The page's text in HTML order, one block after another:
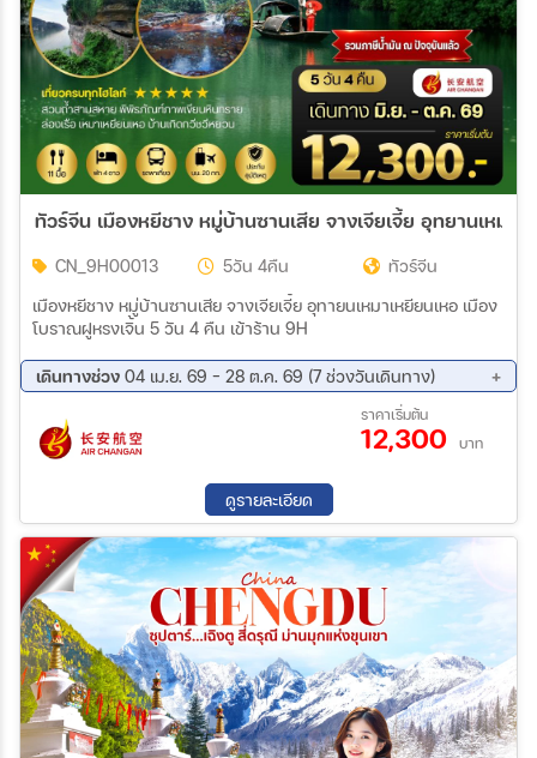
18 ก.พ. 70 - 22 ก.พ. 70
20 ก.พ. 70 - 24 ก.พ. 70
25 ก.พ. 70 - 01 มี.ค. 70
27 ก.พ. 70 - 03 มี.ค. 70
04 มี.ค. 70 - 08 มี.ค. 70
06 มี.ค. 70 - 10 มี.ค. 70
11 มี.ค. 70 - 15 มี.ค. 70
13 มี.ค. 70 - 17 มี.ค. 70
18 มี.ค. 70 - 22 มี.ค. 70
20 มี.ค. 70 - 24 มี.ค. 70
CN_9H00013 5วัน 4คืน
ทัวร์จีน
เมืองหยีชาง หมู่บ้านซานเสีย จางเจียเจี้ย อุทายนเหมาเหยียนเหอ เมือง
โบราณฝูหรงเจิ้น 5 วัน 4 คืน เข้าร้าน 9H
เดินทางช่วง 04 เม.ย. 69 - 28 ต.ค. 69 (7 ช่วงวันเดินทาง)
19 ก.ย. 69 - 23 ก.ย. 69
26 ก.ย. 69 - 30 ก.ย. 69
03 ต.ค. 69 - 07 ต.ค. 69
10 ต.ค. 69 - 14 ต.ค. 69
17 ต.ค. 69 - 21 ต.ค. 69
ราคาเริ่มต้น
12,300 บาท
ดูรายละเอียด